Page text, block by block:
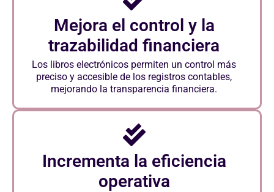
Mejora el control y la
trazabilidad financiera
Los libros electrónicos permiten un control más
preciso y accesible de los registros contables,
mejorando la transparencia financiera.
Incrementa la eficiencia
operativa